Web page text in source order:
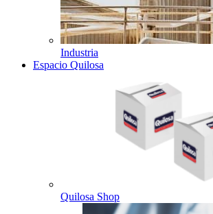
Industria
Espacio Quilosa
Quilosa Shop